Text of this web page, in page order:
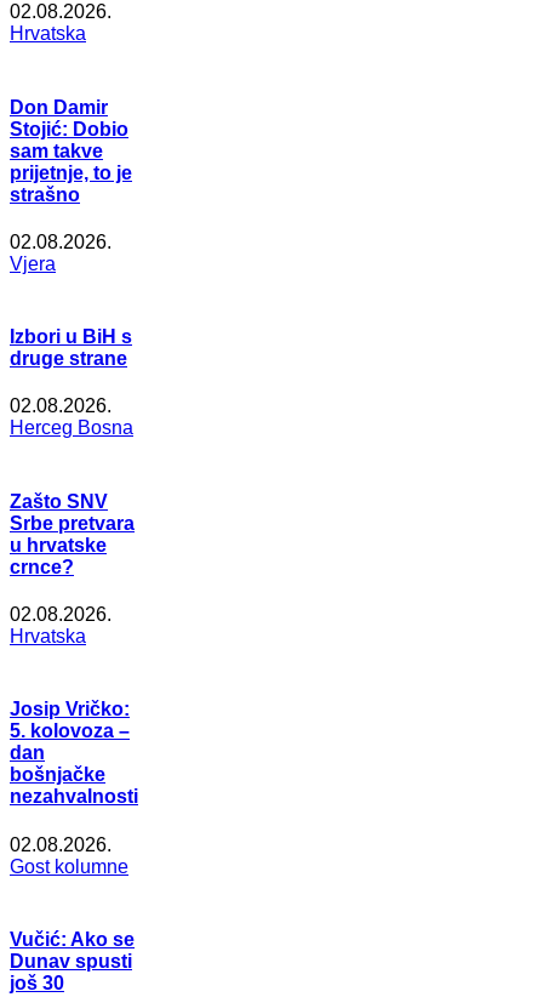
02.08.2026.
Hrvatska
Don Damir
Stojić: Dobio
sam takve
prijetnje, to je
strašno
02.08.2026.
Vjera
Izbori u BiH s
druge strane
02.08.2026.
Herceg Bosna
Zašto SNV
Srbe pretvara
u hrvatske
crnce?
02.08.2026.
Hrvatska
Josip Vričko:
5. kolovoza –
dan
bošnjačke
nezahvalnosti
02.08.2026.
Gost kolumne
Vučić: Ako se
Dunav spusti
još 30